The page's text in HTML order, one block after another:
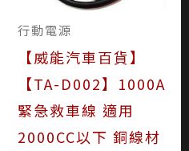
行動電源
【威能汽車百貨】
【TA-D002】1000A
緊急救車線 適用
2000CC以下 銅線材